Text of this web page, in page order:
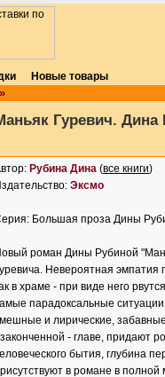
Новые товары
Гуревич. Дина
Рубина Дина (все книги)
Эксмо
Большая проза Дины
роман Дины Рубиной
Невероятная
в храме - при виде него
парадоксальные
и лирические,
- главе, придают
бытия, глубина
в романе в полной